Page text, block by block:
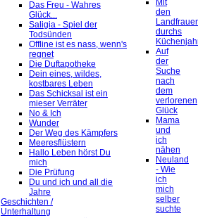
Das Freu - Wahres
Glück...
Saligia - Spiel der
Todsünden
Offline ist es nass, wenn's
regnet
Die Duftapotheke
Dein eines, wildes,
kostbares Leben
Das Schicksal ist ein
mieser Verräter
No & Ich
Wunder
Der Weg des Kämpfers
Meeresflüstern
Hallo Leben hörst Du
mich
Die Prüfung
Du und ich und all die
Jahre
Geschichten /
Unterhaltung
Mit
den
durchs
Auf
der
Suche
nach
dem
verlorenen
Glück
Mama
und
ich
nähen
Neuland
- Wie
ich
mich
selber
suchte